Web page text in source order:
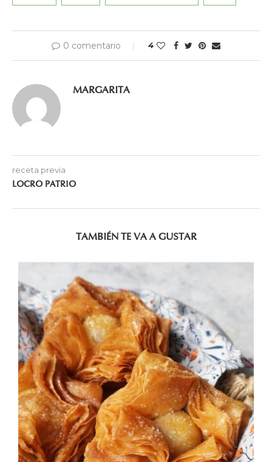
0 comentario 4
MARGARITA
receta previa
LOCRO PATRIO
TAMBIÉN TE VA A GUSTAR